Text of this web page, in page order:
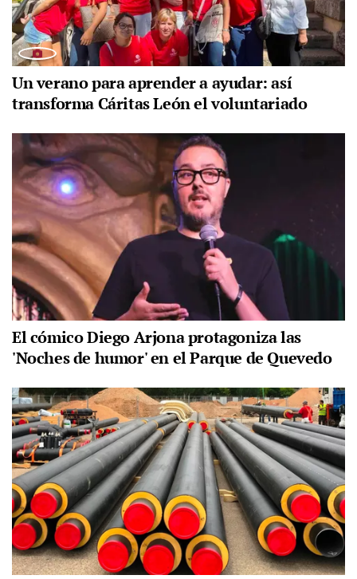
Un verano para aprender a ayudar: así
transforma Cáritas León el voluntariado
El cómico Diego Arjona protagoniza las
'Noches de humor' en el Parque de Quevedo